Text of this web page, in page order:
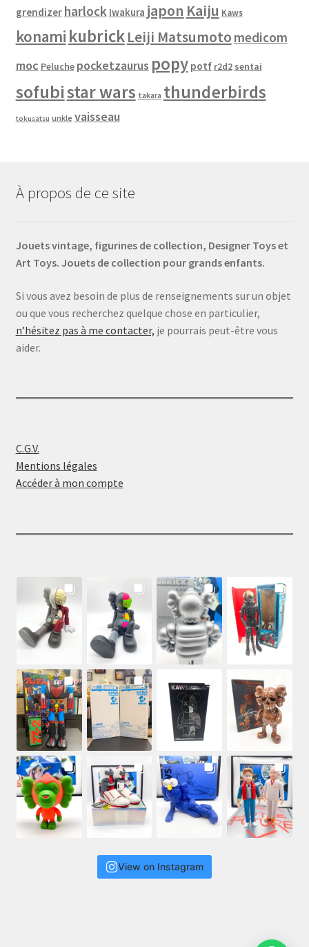
grendizer harlock Iwakura japon Kaiju Kaws
konami kubrickLeiji Matsumoto medicom
moc Peluche pocketzaurus popy potf r2d2 sentai
sofubistar wars takara thunderbirds
tokusatsu unkle vaisseau
À propos de ce site
Jouets vintage, figurines de collection, Designer Toys et
Art Toys. Jouets de collection pour grands enfants.
Si vous avez besoin de plus de renseignements sur un objet
ou que vous recherchez quelque chose en particulier,
n’hésitez pas à me contacter, je pourrais peut-être vous
aider.
C.G.V.
Mentions légales
Accéder à mon compte
View on Instagram